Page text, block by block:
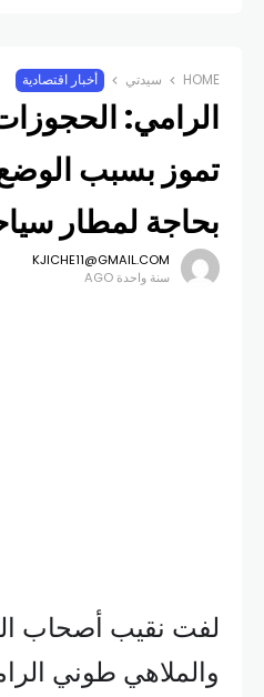
HOME سيدتي أخبار اقتصادية
الرامي:
تموز بسبب
بحاجة لمطار
KJICHE11@GMAIL.COM
سنة واحدة AGO
لفت نقيب أصحاب
والملاهي طوني